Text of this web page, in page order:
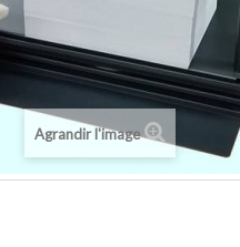
Agrandir l'image